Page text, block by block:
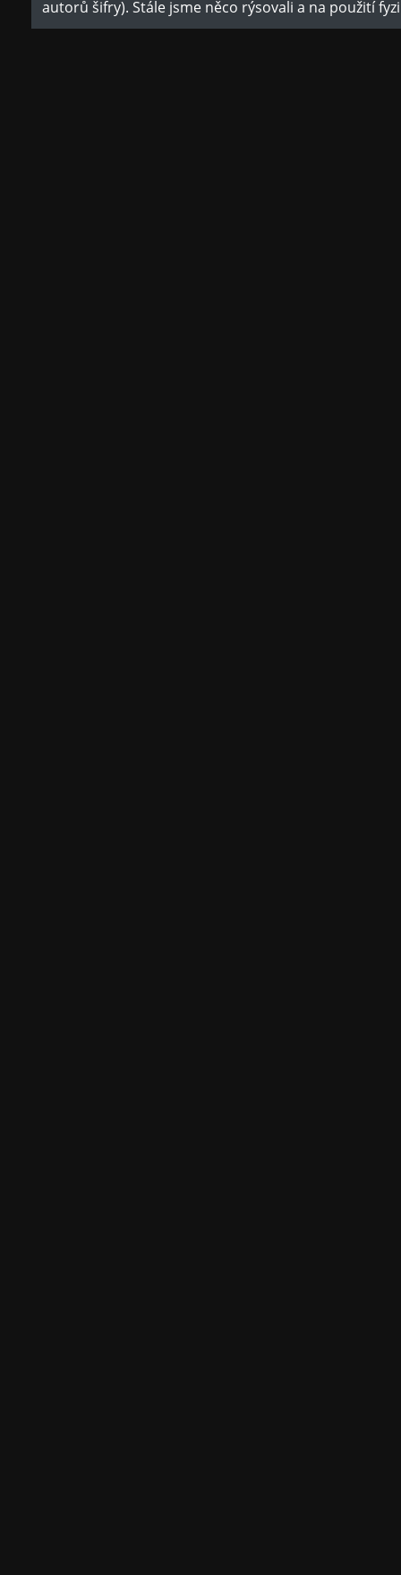
autorů šifry). Stále jsme něco rýsovali a na použití